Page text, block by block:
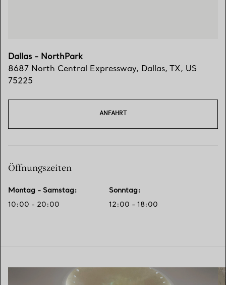
Dallas - NorthPark
8687 North Central Expressway, Dallas, TX, US
75225
ANFAHRT
Öffnungszeiten
Montag - Samstag:
10:00 - 20:00
Sonntag:
12:00 - 18:00